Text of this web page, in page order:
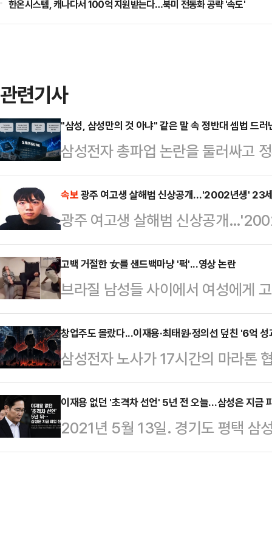
한온시스템, 캐나다서 100억 지원받는다…북미 전동화 공략 '속도'
관련기사
"삼성, 삼성만의 것 아냐" 같은 말 속 정반대 셈법 드러
삼성전자 총파업 논란을 둘러싸고
고 있다. 흥미로운 점은 정부 인사
부만의 문제가 아니다"라는 인식을
고 있다는 점이다.한쪽에서는 "국
야 한다"고 말하는 반면, 다른 한쪽
해야 한다"고 주장한다. AI 반도체
자체가 달라지고 있다는 분석이 나
삼성 총파업 …
속보광주 여고생 살해범 신상공개…'2002년생' 23
광주 여고생 살해범 신상공개
고백 거절한 女를 샌드백마냥 '퍽'...영상 논란
브라질 남성들 사이에서 여성에게
습한다는 내용의 영상이 사회관계
일고 있다.10일(현지시간) 뉴욕포
고백을 거절할 경우를 대비한 훈련'
있다.영상 속 남성들은 샌드백을 때
기를 카메라에 겨누는 모습 등을 보
3월 8일 전후로 빠르게 확산된 것
장에서 고백을 거절…
창업주도 몰랐다...이재용·최태원·정의선 덮친 '6억
삼성전자 노사가 17시간의 마라톤
다. 오는 21일 총파업이 현실화될
째 파업이라는 가시밭길을 걷게 된
상상조차 못 했던 ‘순이익 30% 성
는 이미 ‘영업이익 10%, 상한 없는
이재용 없던 '초격차 선언' 5년 전 오늘…삼성은 지금
2021년 5월 13일. 경기도 평택 삼
참석한 가운데 삼성전자는 2030년